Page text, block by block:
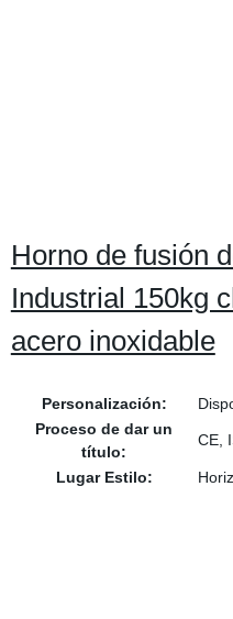
Horno de fusión
Industrial 150kg
acero inoxidable
Personalización:
Proceso de dar un
título:
CE,
Lugar Estilo: